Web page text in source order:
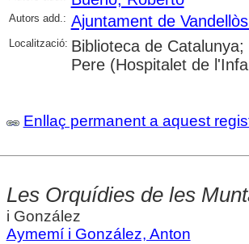
Autors add.: Ajuntament de
Localització: Biblioteca de
Pere (Hospitalet de
Enllaç permanent a aquest
Les Orquídies de les
i González
Aymemí i González, Anton